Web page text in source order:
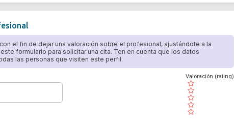
el fin de dejar una valoración sobre el profesional, ajustándote a la
formulario para solicitar una cita. Ten en cuenta que los datos
las personas que visiten este perfil.
( )
( )
( )
( )
( )
Valoración (rating)